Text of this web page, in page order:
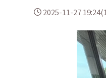
2025-11-27